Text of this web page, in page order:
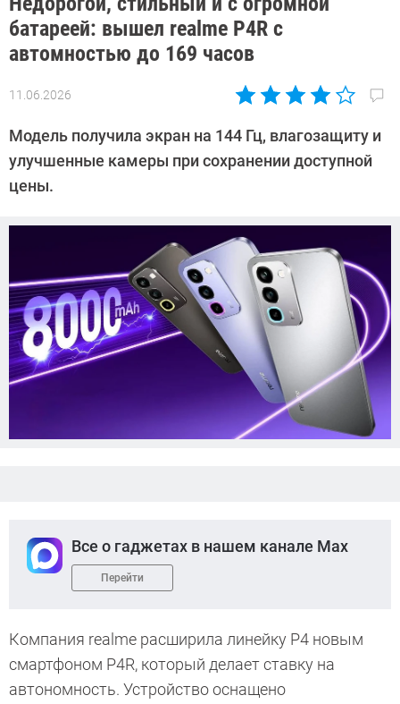
батареей: вышел realme P4R с
автомностью до 169 часов
11.06.2026
Автор:
Довлатова
Модель получила экран на 144 Гц, влагозащиту и
улучшенные камеры при сохранении доступной
цены.
Все о гаджетах в нашем канале Max
Перейти
Компания realme расширила линейку P4 новым
смартфоном P4R, который делает ставку на
автономность. Устройство оснащено